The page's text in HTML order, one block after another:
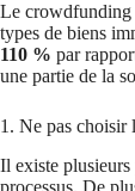
Le crowdfunding
types de biens
110 % par
une partie de la
1. Ne pas choisir
Il existe plusieurs
processus. De